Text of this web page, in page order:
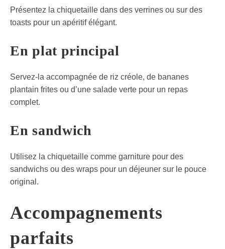
Présentez la chiquetaille dans des verrines ou sur des
toasts pour un apéritif élégant.
En plat principal
Servez-la accompagnée de riz créole, de bananes
plantain frites ou d’une salade verte pour un repas
complet.
En sandwich
Utilisez la chiquetaille comme garniture pour des
sandwichs ou des wraps pour un déjeuner sur le pouce
original.
Accompagnements
parfaits